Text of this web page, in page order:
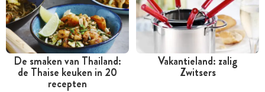
De smaken van Thailand:
de Thaise keuken in 20
recepten
Vakantieland: zalig
Zwitsers